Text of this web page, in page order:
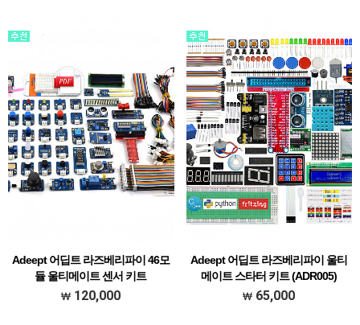
Adeept 어딥트 라즈베리파이 46모
듈 울티메이트 센서 키트
(ADR009)
120,000
Adeept 어딥트 라즈베리파이 울티
메이트 스타터 키트 (ADR005)
[### 메뉴얼 한글 초벌 번역본 다운받기
65,000